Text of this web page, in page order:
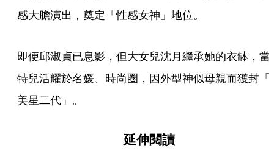
感大膽演出，奠定「性感女神」地位。
即便邱淑貞已息影，但大女兒沈月繼承她的衣缽，當
特兒活耀於名媛、時尚圈，因外型神似母親而獲封「
美星二代」。
延伸閱讀